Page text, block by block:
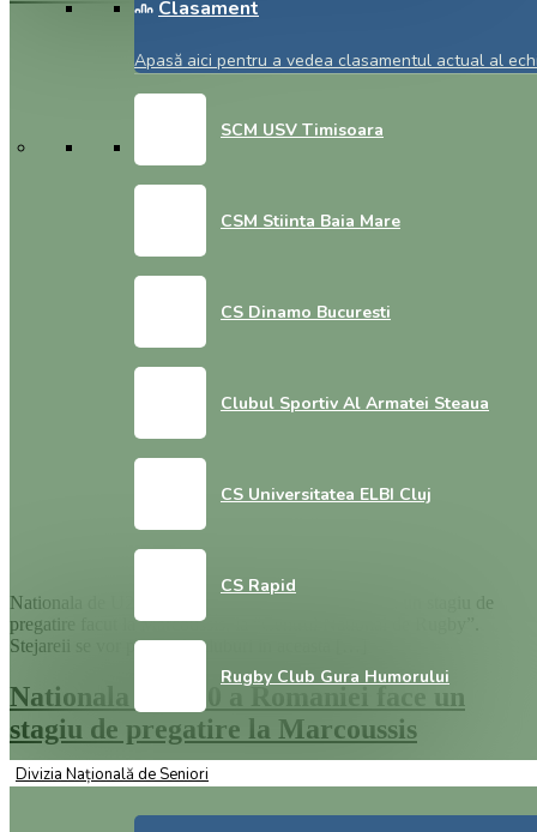
Clasament
Apasă aici pentru a vedea clasamentul actual al
SCM USV Timisoara
CSM Stiinta Baia Mare
CS Dinamo Bucuresti
Clubul Sportiv Al Armatei Steaua
CS Universitatea ELBI Cluj
CS Rapid
Rugby Club Gura Humorului
Divizia Națională de Seniori
Nationala de U20 a Romaniei a revenit in tara dupa un stagiu de
pregatire facut la Marcoussis, la “Centrul National de Rugby”.
Stejareii se vor pregati la cluburi in aceasta […]
Nationala de U20 a Romaniei face un
stagiu de pregatire la Marcoussis